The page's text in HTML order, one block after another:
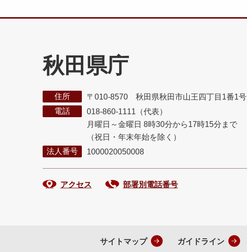
秋田県庁
住所
〒010-8570 秋田県秋田市山王四丁目1番1号
電話
018-860-1111（代表）
月曜日～金曜日 8時30分から17時15分まで
（祝日・年末年始を除く）
法人番号
1000020050008
アクセス 部署別電話番号
サイトマップ ガイドライン